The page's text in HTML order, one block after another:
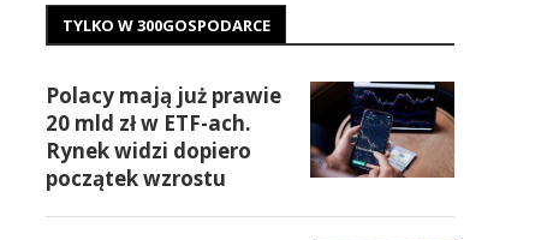
TYLKO W 300GOSPODARCE
Polacy mają już prawie
20 mld zł w ETF-ach.
Rynek widzi dopiero
początek wzrostu